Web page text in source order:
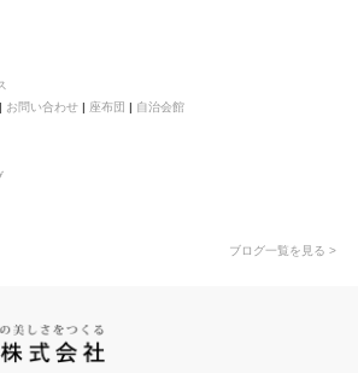
| お問い合わせ| 座布団 | 自治会館
ブログ一覧を見る >